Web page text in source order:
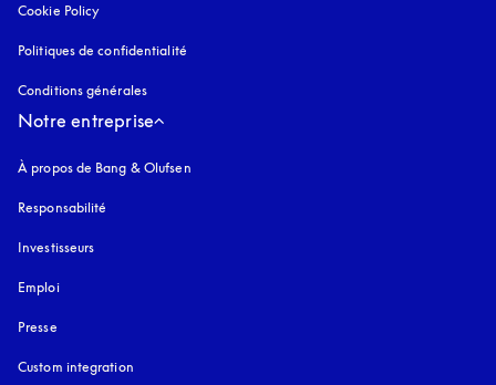
Cookie Policy
Politiques de confidentialité
Conditions générales
Notre entreprise
À propos de Bang & Olufsen
Responsabilité
Investisseurs
Emploi
Presse
Custom integration